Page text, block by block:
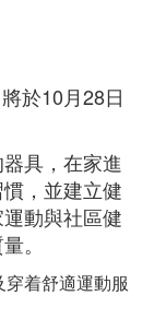
於10月28日
具，在家進
，並建立健
動與社區健
。
着舒適運動服